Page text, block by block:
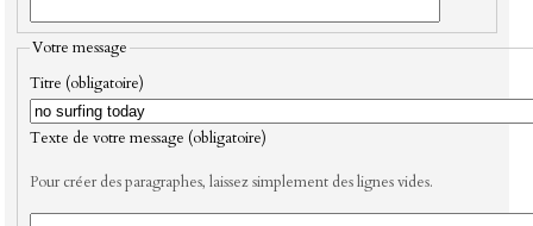
Votre message
Titre (obligatoire)
Texte de votre message (obligatoire)
Pour créer des paragraphes, laissez simplement des lignes vides.